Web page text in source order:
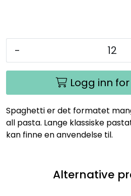
-
Logg inn
Spaghetti er det formatet
all pasta. Lange klassiske
kan finne en anvendelse til.
Alternative